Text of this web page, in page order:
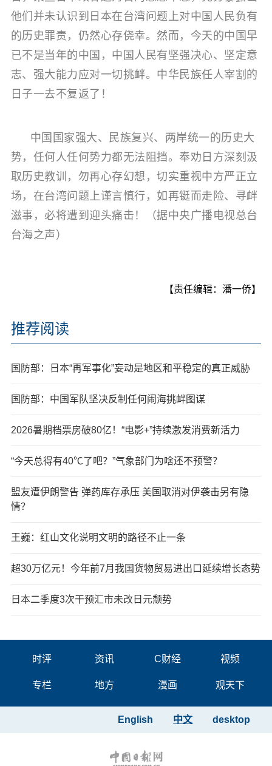
他们并未认识到日本在台湾问题上对中国人民负有
的历史罪责，仍然心存侥幸。然而，今天的中国早
已不是当年的中国，中国人民有坚强决心、坚定意
志、强大能力应对一切挑衅。中华民族任人宰割的
日子一去不复返了！
中国国家强大、民族复兴、两岸统一的历史大
势，任何人任何势力都无法阻挡。奉劝日方深刻汲
取历史教训，勿再心存幻想，切实重视中方严正立
场，在台湾问题上谨言慎行，如再铤而走险、寻衅
滋事，必将遭到迎头痛击！（据中央广播电视总台
台海之声）
【责任编辑：潘一侨】
推荐阅读
国防部：日本“再军事化”妄动是地区和平稳定的真正威胁
国防部：中国军队坚决反制任何闹海挑衅图谋
2026暑期档票房破80亿！“电影+”持续激发消费新活力
“今天总得有40℃了吧？”气象部门为啥还不预警？
盟友遭伊朗警告 弹药库存承压 美国取消对伊袭击另有隐
情？
王巍：红山文化说明文明的路径不止一条
超30万亿元！今年前7月我国货物贸易进出口延续增长态势
日本二季度3次干预汇市未改日元颓势
时评 资讯 C财经 视频
专栏 地方 漫画 观天下
desktop
中文
English